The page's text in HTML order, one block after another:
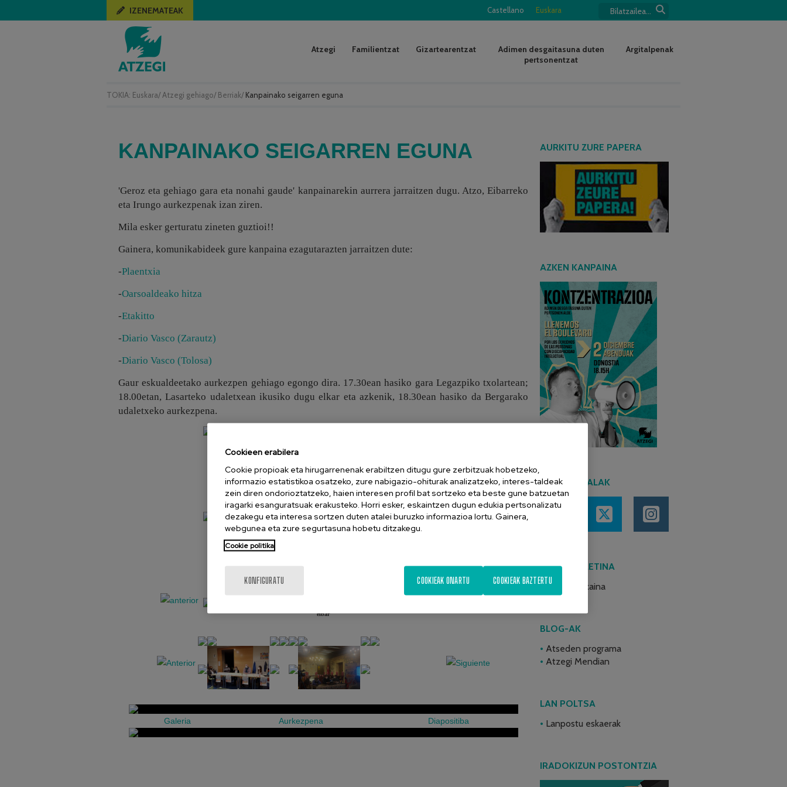
TOKIA: Euskara/ Atzegi gehiago/ Berriak/ Kanpainako seigarren eguna
Castellano Euskara
IZENEMATEAK
Atzegi Familientzat Gizartearentzat
Adimen desgaitasuna duten
pertsonentzat
Argitalpenak
KANPAINAKO SEIGARREN EGUNA
'Geroz eta gehiago gara eta nonahi gaude' kanpainarekin aurrera jarraitzen dugu. Atzo, Eibarreko
eta Irungo aurkezpenak izan ziren.
Mila esker gerturatu zineten guztioi!!
Gainera, komunikabideek gure kanpaina ezagutarazten jarraitzen dute:
-Plaentxia
-Oarsoaldeako hitza
-Etakitto
-Diario Vasco (Zarautz)
-Diario Vasco (Tolosa)
Gaur eskualdeetako aurkezpen gehiago egongo dira. 17.30ean hasiko gara Legazpiko txolartean;
18.00etan, Lasarteko udaletxean ikusiko dugu elkar eta azkenik, 18.30ean hasiko da Bergarako
udaletxeko aurkezpena.
eibar
Galeria Aurkezpena Diapositiba
AURKITU ZURE PAPERA
AZKEN KANPAINA
SARE SOZIALAK
AZKEN BULETINA
2026ko ekaina
BLOG-AK
Atseden programa
Atzegi Mendian
LAN POLTSA
Lanpostu eskaerak
IRADOKIZUN POSTONTZIA
Cookieen erabilera
Cookie propioak eta hirugarrenenak erabiltzen ditugu gure zerbitzuak hobetzeko,
informazio estatistikoa osatzeko, zure nabigazio-ohiturak analizatzeko, interes-taldeak
zein diren ondorioztatzeko, haien interesen profil bat sortzeko eta beste gune batzuetan
iragarki esanguratsuak erakusteko. Horri esker, eskaintzen dugun edukia pertsonalizatu
dezakegu eta interesa sortzen duten atalei buruzko informazioa lortu. Gainera,
webgunea eta zure segurtasuna hobetu ditzakegu.
Cookie politika
KONFIGURATU COOKIEAK BAZTERTU
COOKIEAK ONARTU